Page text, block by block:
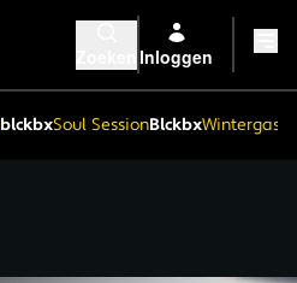
Inloggen
blckbxSoul SessionBlckbx